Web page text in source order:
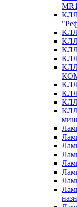
КЛЛ
КЛЛ
КЛЛ
КЛЛ
КЛЛ
КЛЛ
КЛЛ
КЛЛ
КЛЛ
КЛЛ